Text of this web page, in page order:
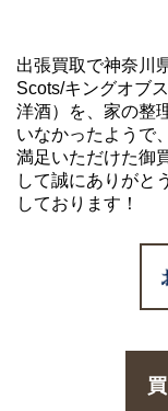
出張買取で神奈川
Scots/キングオブ
洋酒）を、家の整
いなかったようで
満足いただけた御
して誠にありがと
しております！